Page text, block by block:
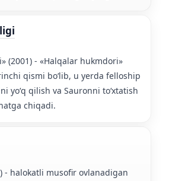
(2001) - «Halqalar hukmdori»
qismi boʻlib, u yerda felloship
yoʻq qilish va Sauronni toʻxtatish
chiqadi.
- halokatli musofir ovlanadigan